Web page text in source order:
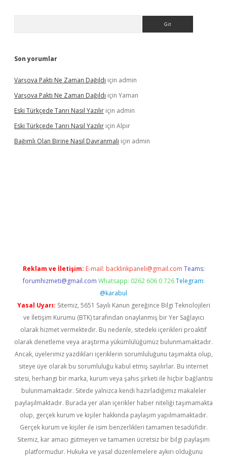
Son yorumlar
Varşova Paktı Ne Zaman Dağıldı için admin
Varşova Paktı Ne Zaman Dağıldı için Yaman
Eski Türkçede Tanrı Nasıl Yazılır için admin
Eski Türkçede Tanrı Nasıl Yazılır için Alpır
Bağımlı Olan Birine Nasıl Davranmalı için admin
Reklam ve İletişim: E-mail: backlinkpaneli@gmail.com Teams:
forumhizmeti@gmail.com Whatsapp: 0262 606 0 726 Telegram:
@karabul
Yasal Uyarı: Sitemiz, 5651 Sayılı Kanun gereğince Bilgi Teknolojileri
ve İletişim Kurumu (BTK) tarafından onaylanmış bir Yer Sağlayıcı
olarak hizmet vermektedir. Bu nedenle, sitedeki içerikleri proaktif
olarak denetleme veya araştırma yükümlülüğümüz bulunmamaktadır.
Ancak, üyelerimiz yazdıkları içeriklerin sorumluluğunu taşımakta olup,
siteye üye olarak bu sorumluluğu kabul etmiş sayılırlar. Bu internet
sitesi, herhangi bir marka, kurum veya şahıs şirketi ile hiçbir bağlantısı
bulunmamaktadır. Sitede yalnızca kendi hazırladığımız makaleler
paylaşılmaktadır. Burada yer alan içerikler haber niteliği taşımamakta
olup, gerçek kurum ve kişiler hakkında paylaşım yapılmamaktadır.
Gerçek kurum ve kişiler ile isim benzerlikleri tamamen tesadüfidir.
Sitemiz, kar amacı gütmeyen ve tamamen ücretsiz bir bilgi paylaşım
platformudur. Hukuka ve yasal düzenlemelere aykırı olduğunu